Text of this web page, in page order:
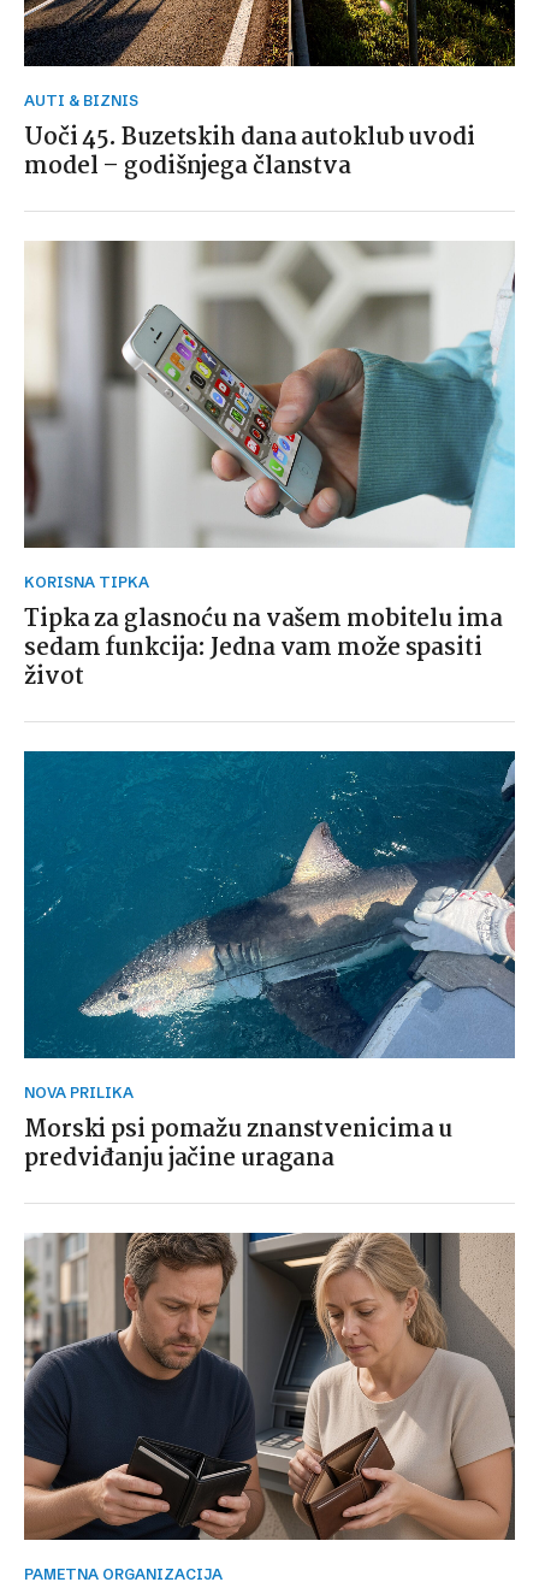
AUTI & BIZNIS
Uoči 45. Buzetskih dana autoklub uvodi
model – godišnjega članstva
KORISNA TIPKA
Tipka za glasnoću na vašem mobitelu ima
sedam funkcija: Jedna vam može spasiti
život
NOVA PRILIKA
Morski psi pomažu znanstvenicima u
predviđanju jačine uragana
PAMETNA ORGANIZACIJA